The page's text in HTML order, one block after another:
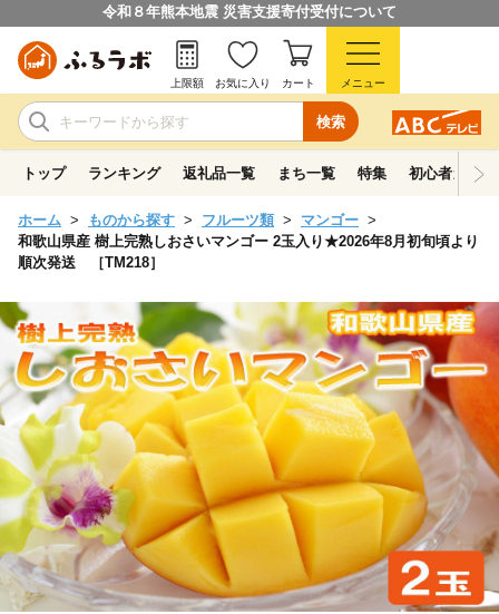
令和８年熊本地震 災害支援寄付受付について
検索
上限額 お気に入り カート メニュー
トップ ランキング 返礼品一覧 まち一覧 特集 初心者ガイド
ホーム ものから探す フルーツ類
マンゴー
和歌山県産 樹上完熟しおさいマンゴー 2玉入り★2026年8月初旬頃より
順次発送 ［TM218］